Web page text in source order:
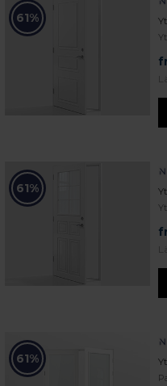
61%
61%
61%